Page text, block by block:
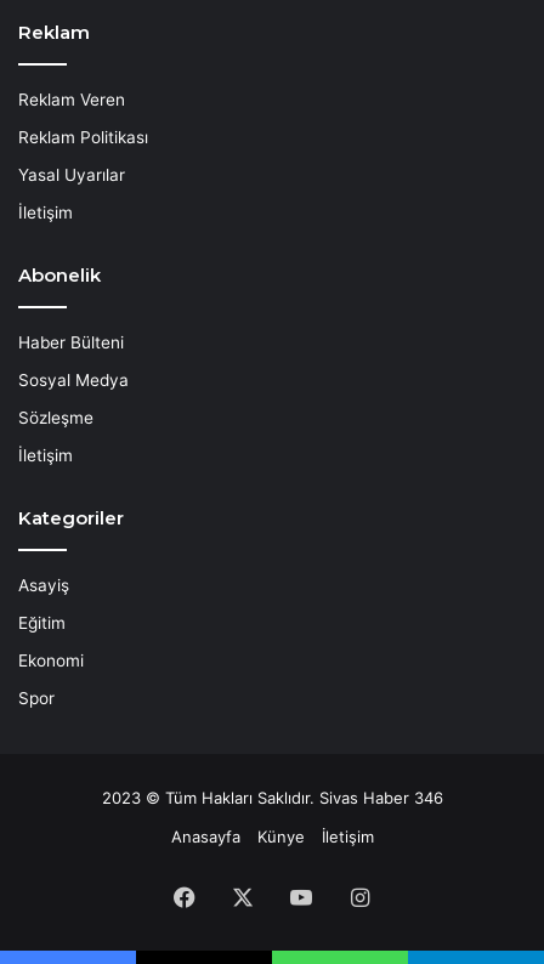
Reklam
Reklam Veren
Reklam Politikası
Yasal Uyarılar
İletişim
Abonelik
Haber Bülteni
Sosyal Medya
Sözleşme
İletişim
Kategoriler
Asayiş
Eğitim
Ekonomi
Spor
2023 © Tüm Hakları Saklıdır. Sivas Haber 346
Anasayfa
Künye İletişim
Facebook YouTubeInstagram